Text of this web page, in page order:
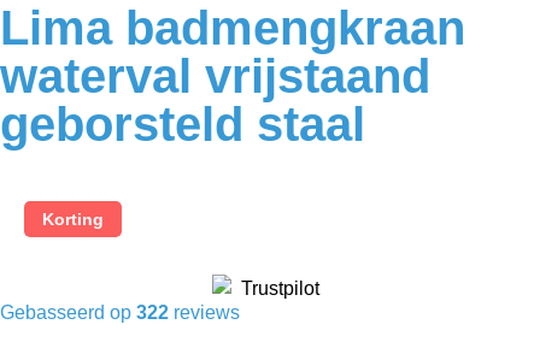
Lima badmengkraan
waterval vrijstaand
geborsteld staal
Korting
Gebasseerd op 322 reviews